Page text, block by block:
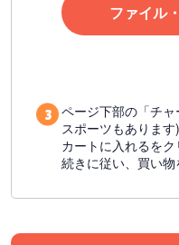
ファイル
ページ下部の「チ
スポーツもありま
カートに入れるを
続きに従い、買い物